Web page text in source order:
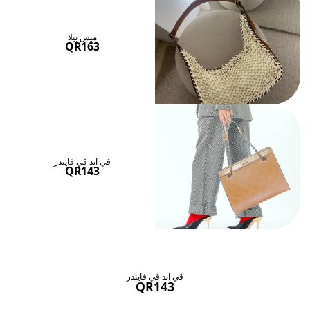
ميس بيلا
QR163
ڤي اند ڤي فايندر
QR143
ڤي اند ڤي فايندر
QR143